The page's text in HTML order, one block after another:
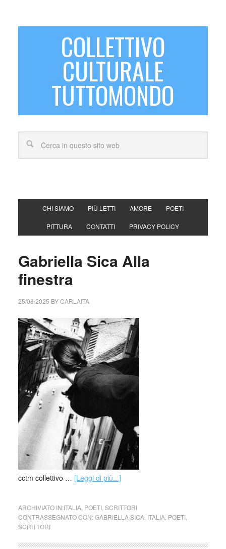
COLLETTIVO
CULTURALE
TUTTOMONDO
CHI SIAMO PIÙ LETTI AMORE POETI
PITTURA CONTATTI PRIVACY POLICY
Gabriella Sica Alla
finestra
25/08/2025 BYCARLAITA
cctm collettivo … [Leggi di più...]
ARCHIVIATO IN:ITALIA, POETI, SCRITTORI
CONTRASSEGNATO CON:GABRIELLA SICA, ITALIA, POETI,
SCRITTORI